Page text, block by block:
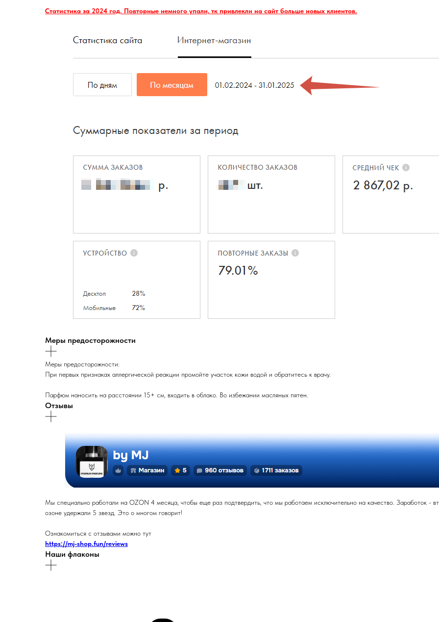
Статистика за 2024 год. Повторные немного упали, тк привлекли на сайт больше новых клиентов.
Меры предосторожности
Меры предосторожности:
При первых признаках аллергической реакции промойте участок кожи водой и обратитесь к врачу.
Парфюм наносить на расстоянии 15+ см, входить в облако. Во избежании масляных пятен.
Отзывы
Мы специально работали на OZON 4 месяца, чтобы еще раз подтвердить, что мы работаем исключительно на качество. Заработок -
озоне удержали 5 звезд. Это о многом говорит!
Ознакомиться с отзывами можно тут
https://mj-shop.fun/reviews
Наши флаконы